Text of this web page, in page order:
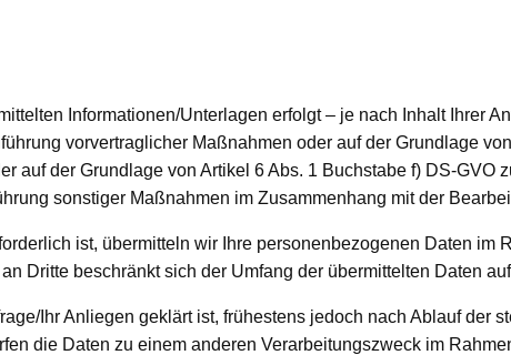
Informationen/Unterlagen erfolgt – je nach Inhalt Ihrer
vorvertraglicher Maßnahmen oder auf der Grundlage
auf der Grundlage von Artikel 6 Abs. 1 Buchstabe f) DS-GVO
sonstiger Maßnahmen im Zusammenhang mit der
ist, übermitteln wir Ihre personenbezogenen Daten im
Dritte beschränkt sich der Umfang der übermittelten Daten
Ihr Anliegen geklärt ist, frühestens jedoch nach Ablauf der
die Daten zu einem anderen Verarbeitungszweck im